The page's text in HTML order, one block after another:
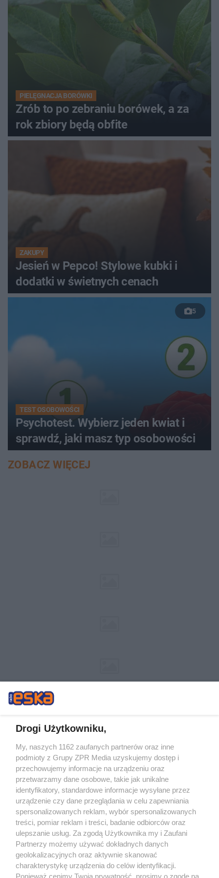
PIELĘGNACJA BORÓWKI
Zrób to po zebraniu borówek, a za
rok zbiory będą obfite
ZAKUPY
Jesień w Pepco! Stylowe kubki i
dodatki w świetnych cenach
5
TEST OSOBOWOŚCI
Psychotest. Wybierz jeden kwiat i
sprawdź, jaki masz typ osobowości
ZOBACZ WIĘCEJ
Żaden utwór zamieszczony w serwisie nie może być powielany i
rozpowszechniany lub dalej rozpowszechniany w jakikolwiek sposób (w
tym także elektroniczny lub mechaniczny) na jakimkolwiek polu
eksploatacji w jakiejkolwiek formie, włącznie z umieszczaniem w Internecie
bez pisemnej zgody właściciela praw. Jakiekolwiek użycie lub
wykorzystanie utworów w całości lub w części z naruszeniem prawa, tzn.
bez właściwej zgody, jest zabronione pod groźbą kary i może być ścigane
prawnie.
O nas
Drogi Użytkowniku,
My, naszych 1162 zaufanych partnerów oraz inne
podmioty z Grupy ZPR Media uzyskujemy dostęp i
przechowujemy informacje na urządzeniu oraz
przetwarzamy dane osobowe, takie jak unikalne
identyfikatory, standardowe informacje wysyłane przez
urządzenie czy dane przeglądania w celu zapewniania
spersonalizowanych reklam, wybór spersonalizowanych
treści, pomiar reklam i treści, badanie odbiorców oraz
ulepszanie usług. Za zgodą Użytkownika my i Zaufani
Partnerzy możemy używać dokładnych danych
geolokalizacyjnych oraz aktywnie skanować
charakterystykę urządzenia do celów identyfikacji.
Ponieważ cenimy Twoją prywatność, prosimy o zgodę na